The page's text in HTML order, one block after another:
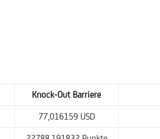
Knock-Out Barriere
77,016159 USD